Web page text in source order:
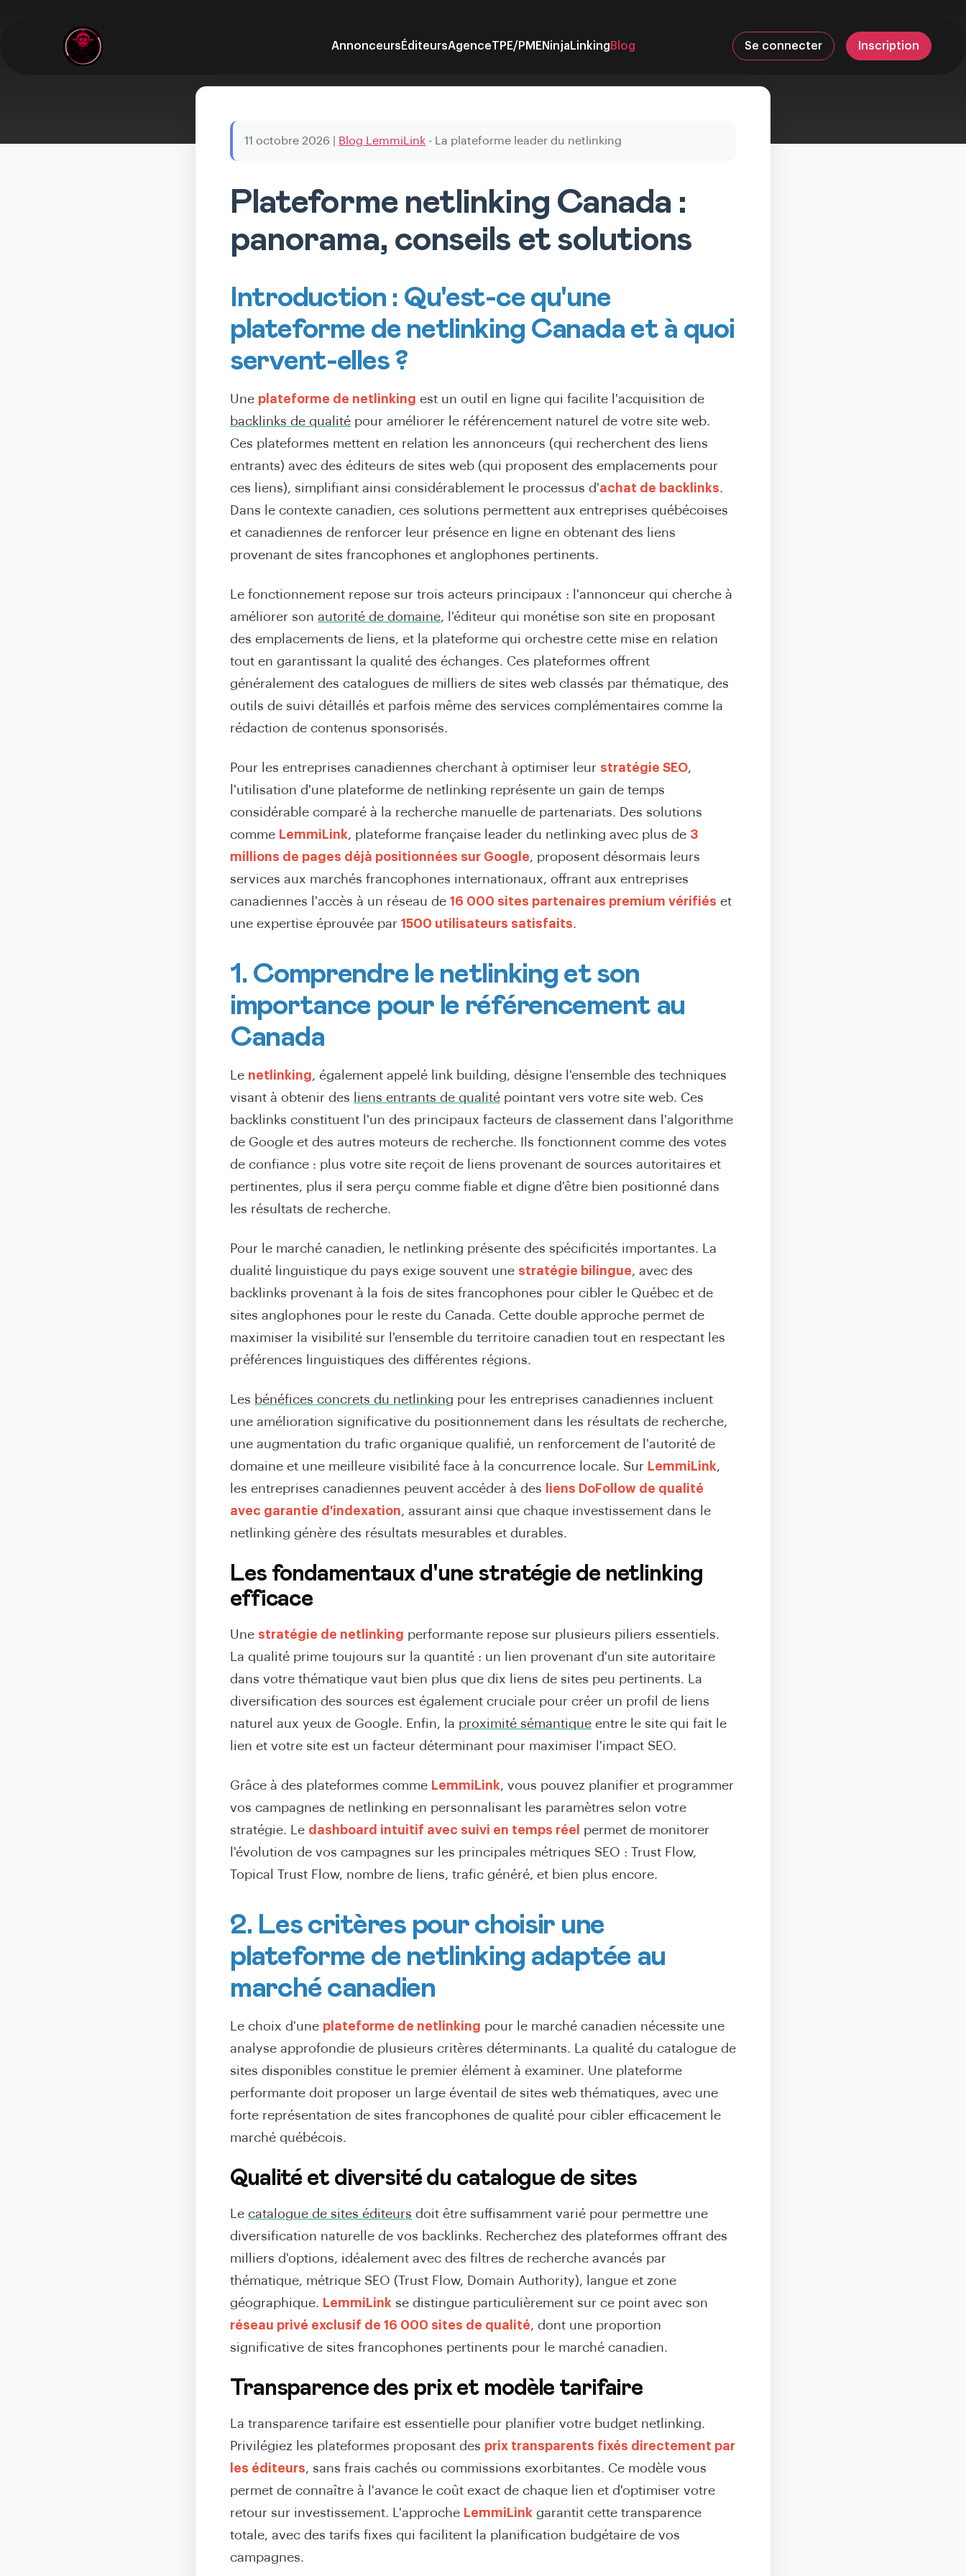
Annonceurs ÉditeursAgenceTPE/PMENinjaLinking Blog Se connecter Inscription
11 octobre 2026 Blog LemmiLink - La plateforme leader du netlinking
Plateforme netlinking Canada :
panorama, conseils et solutions
Introduction : Qu'est-ce qu'une
plateforme de netlinking Canada et à quoi
servent-elles ?
Une plateforme de netlinking est un outil en ligne qui facilite l'acquisition de
backlinks de qualité pour améliorer le référencement naturel de votre site web.
Ces plateformes mettent en relation les annonceurs (qui recherchent des liens
entrants) avec des éditeurs de sites web (qui proposent des emplacements pour
ces liens), simplifiant ainsi considérablement le processus d'achat de backlinks.
Dans le contexte canadien, ces solutions permettent aux entreprises québécoises
et canadiennes de renforcer leur présence en ligne en obtenant des liens
provenant de sites francophones et anglophones pertinents.
Le fonctionnement repose sur trois acteurs principaux : l'annonceur qui cherche à
améliorer son autorité de domaine, l'éditeur qui monétise son site en proposant
des emplacements de liens, et la plateforme qui orchestre cette mise en relation
tout en garantissant la qualité des échanges. Ces plateformes offrent
généralement des catalogues de milliers de sites web classés par thématique, des
outils de suivi détaillés et parfois même des services complémentaires comme la
rédaction de contenus sponsorisés.
Pour les entreprises canadiennes cherchant à optimiser leur stratégie SEO,
l'utilisation d'une plateforme de netlinking représente un gain de temps
considérable comparé à la recherche manuelle de partenariats. Des solutions
comme LemmiLink, plateforme française leader du netlinking avec plus de 3
millions de pages déjà positionnées sur Google, proposent désormais leurs
services aux marchés francophones internationaux, offrant aux entreprises
canadiennes l'accès à un réseau de 16 000 sites partenaires premium vérifiés et
une expertise éprouvée par 1500 utilisateurs satisfaits.
1. Comprendre le netlinking et son
importance pour le référencement au
Canada
Le netlinking, également appelé link building, désigne l'ensemble des techniques
visant à obtenir des
liens entrants de qualité pointant vers votre site web. Ces
backlinks constituent l'un des principaux facteurs de classement dans l'algorithme
de Google et des autres moteurs de recherche. Ils fonctionnent comme des votes
de confiance : plus votre site reçoit de liens provenant de sources autoritaires et
pertinentes, plus il sera perçu comme fiable et digne d'être bien positionné dans
les résultats de recherche.
Pour le marché canadien, le netlinking présente des spécificités importantes. La
dualité linguistique du pays exige souvent une stratégie bilingue, avec des
backlinks provenant à la fois de sites francophones pour cibler le Québec et de
sites anglophones pour le reste du Canada. Cette double approche permet de
maximiser la visibilité sur l'ensemble du territoire canadien tout en respectant les
préférences linguistiques des différentes régions.
Les bénéfices concrets du netlinking pour les entreprises canadiennes incluent
une amélioration significative du positionnement dans les résultats de recherche,
une augmentation du trafic organique qualifié, un renforcement de l'autorité de
domaine et une meilleure visibilité face à la concurrence locale. Sur LemmiLink,
les entreprises canadiennes peuvent accéder à des
liens DoFollow de qualité
avec garantie d'indexation, assurant ainsi que chaque investissement dans le
netlinking génère des résultats mesurables et durables.
Les fondamentaux d'une stratégie de netlinking
efficace
Une stratégie de netlinking performante repose sur plusieurs piliers essentiels.
La qualité prime toujours sur la quantité : un lien provenant d'un site autoritaire
dans votre thématique vaut bien plus que dix liens de sites peu pertinents. La
diversification des sources est également cruciale pour créer un profil de liens
naturel aux yeux de Google. Enfin, la proximité sémantique entre le site qui fait le
lien et votre site est un facteur déterminant pour maximiser l'impact SEO.
Grâce à des plateformes comme LemmiLink, vous pouvez planifier et programmer
vos campagnes de netlinking en personnalisant les paramètres selon votre
stratégie. Le dashboard intuitif avec suivi en temps réel
permet de monitorer
l'évolution de vos campagnes sur les principales métriques SEO : Trust Flow,
Topical Trust Flow, nombre de liens, trafic généré, et bien plus encore.
2. Les critères pour choisir une
plateforme de netlinking adaptée au
marché canadien
Le choix d'une plateforme de netlinking pour le marché canadien nécessite une
analyse approfondie de plusieurs critères déterminants. La qualité du catalogue de
sites disponibles constitue le premier élément à examiner. Une plateforme
performante doit proposer un large éventail de sites web thématiques, avec une
forte représentation de sites francophones de qualité pour cibler efficacement le
marché québécois.
Qualité et diversité du catalogue de sites
Le catalogue de sites éditeurs doit être suffisamment varié pour permettre une
diversification naturelle de vos backlinks. Recherchez des plateformes offrant des
milliers d'options, idéalement avec des filtres de recherche avancés par
thématique, métrique SEO (Trust Flow, Domain Authority), langue et zone
géographique. LemmiLink se distingue particulièrement sur ce point avec son
réseau privé exclusif de 16 000 sites de qualité, dont une proportion
significative de sites francophones pertinents pour le marché canadien.
Transparence des prix et modèle tarifaire
La transparence tarifaire est essentielle pour planifier votre budget netlinking.
Privilégiez les plateformes proposant des prix transparents fixés directement par
les éditeurs, sans frais cachés ou commissions exorbitantes. Ce modèle vous
permet de connaître à l'avance le coût exact de chaque lien et d'optimiser votre
retour sur investissement. L'approche LemmiLink garantit cette transparence
totale, avec des tarifs fixes qui facilitent la planification budgétaire de vos
campagnes.